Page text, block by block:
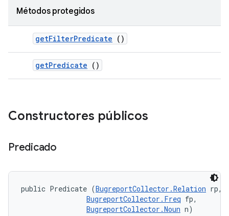
Métodos protegidos
getFilterPredicate ()
getPredicate ()
Constructores públicos
Predicado
public Predicate (BugreportCollector.Relation rp,
BugreportCollector.Freq fp,
BugreportCollector.Noun n)